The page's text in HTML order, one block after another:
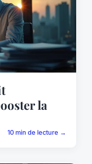
la
10 min de lecture →